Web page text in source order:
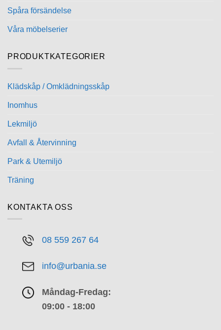
Spåra försändelse
Våra möbelserier
PRODUKTKATEGORIER
Klädskåp / Omklädningsskåp
Inomhus
Lekmiljö
Avfall & Återvinning
Park & Utemiljö
Träning
KONTAKTA OSS
08 559 267 64
info@urbania.se
Måndag-Fredag:
09:00 - 18:00